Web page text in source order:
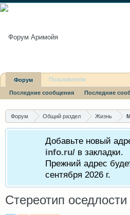
Форум Общий раздел Жизнь
Добавьте новый
info.ru/ в закладки.
Прежний адрес
сентября 2026 г.
Стереотип
Форум
Последние сообщения Последние
Пользователи